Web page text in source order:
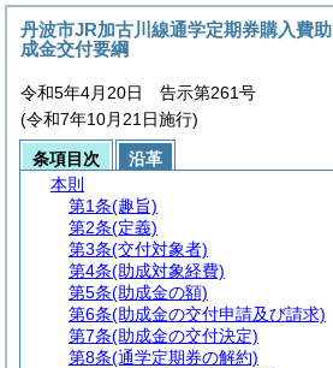
丹波市JR加古川線通学定期券購入費助
成金交付要綱
令和5年4月20日 告示第261号
(令和7年10月21日施行)
条項目次
沿革
本則
第1条(趣旨)
第2条(定義)
第3条(交付対象者)
第4条(助成対象経費)
第5条(助成金の額)
第6条(助成金の交付申請及び請求)
第7条(助成金の交付決定)
第8条(通学定期券の解約)